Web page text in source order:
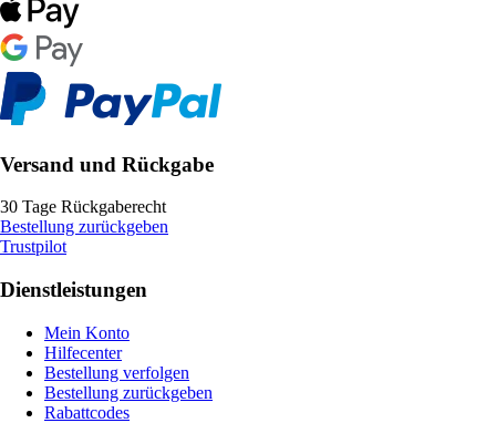
Versand und Rückgabe
30 Tage Rückgaberecht
Bestellung zurückgeben
Trustpilot
Dienstleistungen
Mein Konto
Hilfecenter
Bestellung verfolgen
Bestellung zurückgeben
Rabattcodes